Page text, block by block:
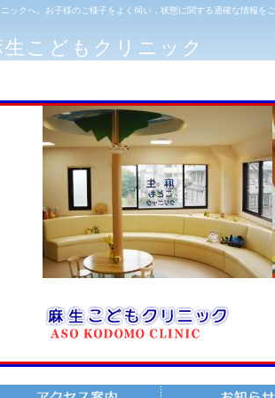
ックへ。お子様のご様子をよく伺い，状態に関する適確な情報を
こどもクリニック